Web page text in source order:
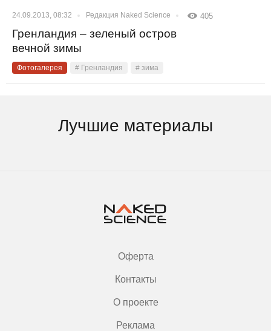
24.09.2013, 08:32 Редакция Naked Science 405
Гренландия – зеленый остров
вечной зимы
Фотогалерея # Гренландия # зима
Лучшие материалы
Оферта
Контакты
О проекте
Реклама